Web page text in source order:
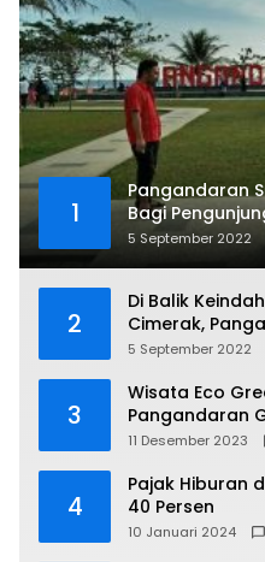
1
Pangandaran
Bagi
5 September 2022
2
Di Balik
Cimerak,
5 September 2022
3
Wisata Eco
Pangandaran
11 Desember 2023
4
Pajak Hiburan
40 Persen
10 Januari 2024